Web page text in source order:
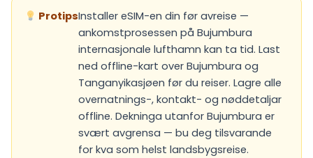
ProtipsInstaller eSIM-en din før avreise —
ankomstprosessen på Bujumbura
internasjonale lufthamn kan ta tid. Last
ned offline-kart over Bujumbura og
Tanganyikasjøen før du reiser. Lagre alle
overnatnings-, kontakt- og nøddetaljar
offline. Dekninga utanfor Bujumbura er
svært avgrensa — bu deg tilsvarande
for kva som helst landsbygsreise.